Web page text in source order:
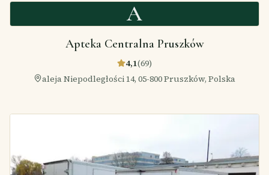
A
Apteka Centralna Pruszków
4,1(69)
aleja Niepodległości 14, 05-800 Pruszków, Polska